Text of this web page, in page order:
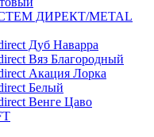
ДИРЕКТ/METAL
Дуб Наварра
Вяз Благородный
Акация Лорка
Белый
Венге Цаво